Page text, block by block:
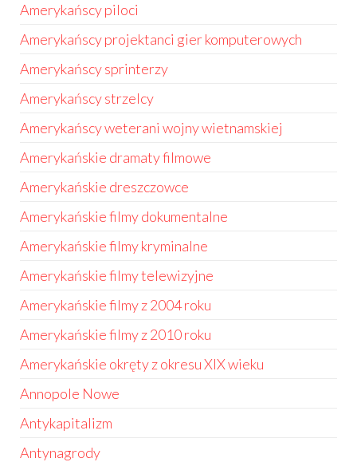
Amerykańscy piloci
Amerykańscy projektanci gier komputerowych
Amerykańscy sprinterzy
Amerykańscy strzelcy
Amerykańscy weterani wojny wietnamskiej
Amerykańskie dramaty filmowe
Amerykańskie dreszczowce
Amerykańskie filmy dokumentalne
Amerykańskie filmy kryminalne
Amerykańskie filmy telewizyjne
Amerykańskie filmy z 2004 roku
Amerykańskie filmy z 2010 roku
Amerykańskie okręty z okresu XIX wieku
Annopole Nowe
Antykapitalizm
Antynagrody